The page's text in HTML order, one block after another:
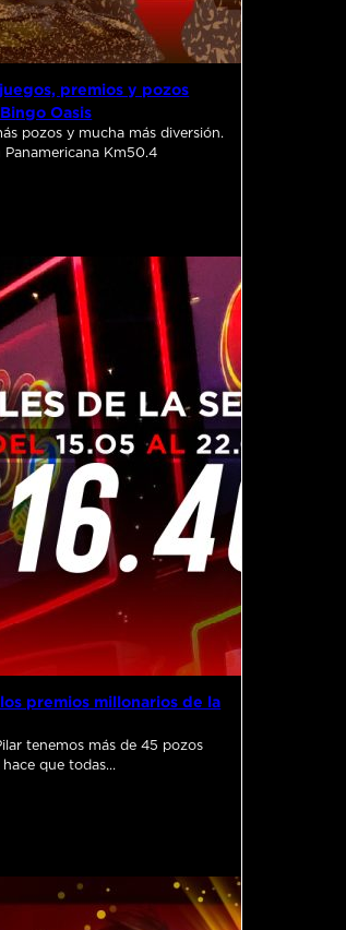
premios y pozos
Oasis
pozos y mucha más diversión.
Panamericana Km50.4
premios millonarios de la
tenemos más de 45 pozos
hace que todas…